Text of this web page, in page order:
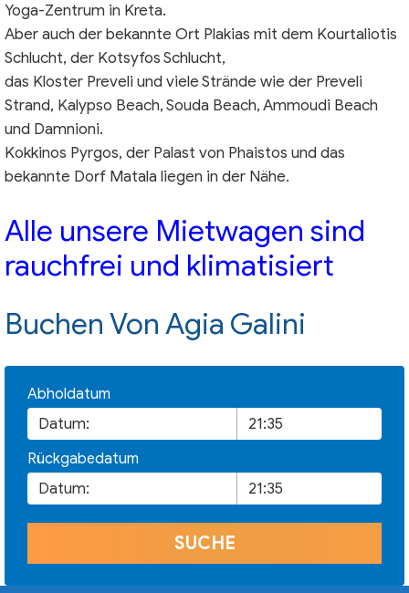
Yoga-Zentrum in Kreta.
Aber auch der bekannte Ort Plakias mit dem Kourtaliotis
Schlucht, der Kotsyfos Schlucht,
das Kloster Preveli und viele Strände wie der Preveli
Strand, Kalypso Beach, Souda Beach, Ammoudi Beach
und Damnioni.
Kokkinos Pyrgos, der Palast von Phaistos und das
bekannte Dorf Matala liegen in der Nähe.
Alle unsere Mietwagen sind
rauchfrei und klimatisiert
Buchen Von Agia Galini
Abholdatum
Rückgabedatum